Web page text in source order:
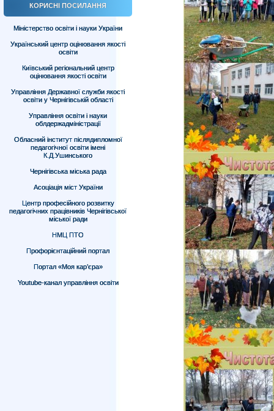
КОРИСНІ ПОСИЛАННЯ
Міністерство освіти і науки України
Український центр оцінювання якості
освіти
Київський регіональний центр
оцінювання якості освіти
Управління Державної служби якості
освіти у Чернігівській області
Управління освіти і науки
облдержадміністрації
Обласний інститут післядипломної
педагогічної освіти імені
К.Д.Ушинського
Чернігівська міська рада
Асоціація міст України
Центр професійного розвитку
педагогічних працівників Чернігівської
міської ради
НМЦ ПТО
Профорієнтаційний портал
Портал «Моя кар’єра»
Youtube-канал управління освіти